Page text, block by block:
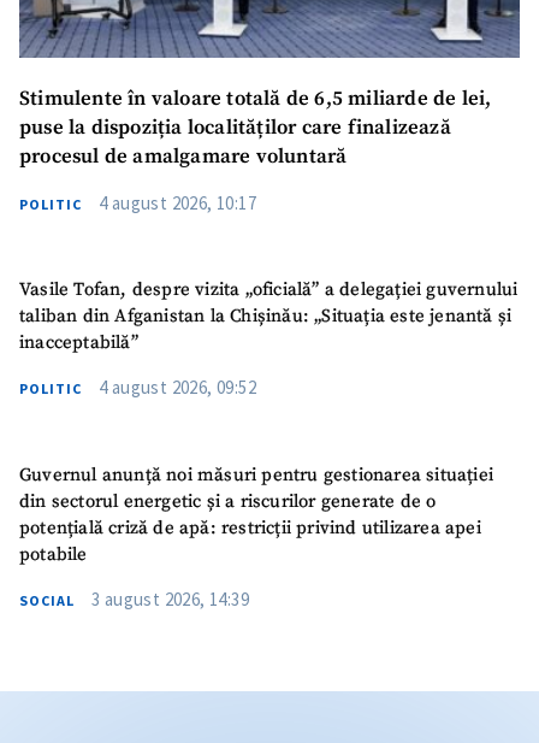
Stimulente în valoare totală de 6,5 miliarde de lei,
puse la dispoziția localităților care finalizează
procesul de amalgamare voluntară
POLITIC 4 august 2026, 10:17
Vasile Tofan, despre vizita „oficială” a delegației guvernului
taliban din Afganistan la Chișinău: „Situația este jenantă și
inacceptabilă”
POLITIC 4 august 2026, 09:52
Guvernul anunță noi măsuri pentru gestionarea situației
din sectorul energetic și a riscurilor generate de o
potențială criză de apă: restricții privind utilizarea apei
potabile
SOCIAL 3 august 2026, 14:39